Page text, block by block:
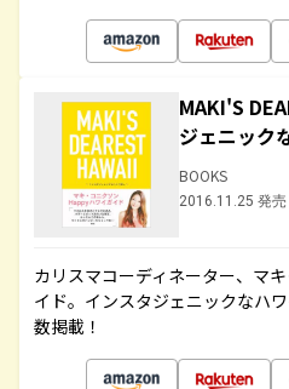
MAKI'S
ジェニック
BOOKS
2016.11.25 発売
カリスマコーディネーター、マ
イド。インスタジェニックなハ
数掲載！